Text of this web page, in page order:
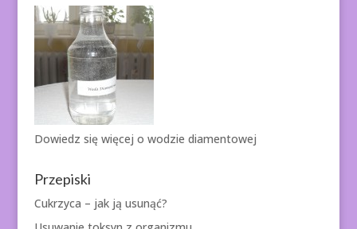
Dowiedz się więcej o wodzie diamentowej
Przepiski
Cukrzyca – jak ją usunąć?